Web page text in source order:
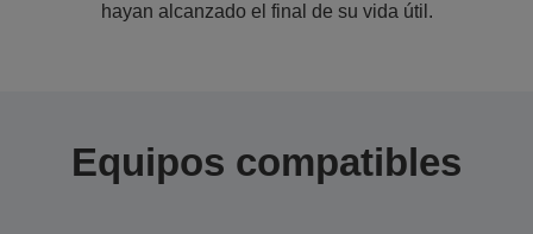
hayan alcanzado el final de su vida útil.
Equipos compatibles